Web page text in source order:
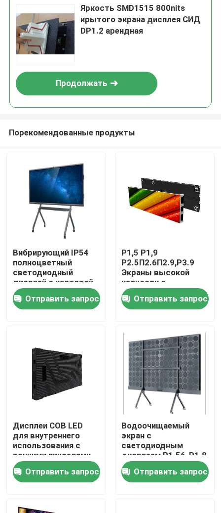
Домой
Продукты
VR-шоу
Экскурсия по заводу
Контроль качества
Новости
Запросите цитату
На открытом воздухе дисплей приведенный
Яркость SMD1515 800nits
крытого экрана дисплея СИД
DP1.2 арендная
Продолжать
Порекомендованные продукты
Вибрирующий IP54
полноцветный
светодиодный
дисплей с частотой
обновления 3840 Гц
Отправить запрос
P1,5 P1,9
P2.5П2.6П2.9,P3.9
Экраны высокой
четкости с
светодиодным
освещением
Отправить запрос
Дисплеи COB LED
для внутреннего
использования с
тонкими пикселями
Отправить запрос
Водоочищаемый
экран с
светодиодным
дисплеем P1.56-P1.8
полный цвет
Отправить запрос